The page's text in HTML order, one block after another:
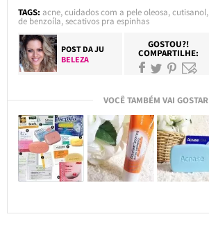
TAGS: acne,cuidados com a pele oleosa,cutisanol,
de benzoíla,secativos pra espinhas
POST DAJU
BELEZA
GOSTOU?!
COMPARTILHE:
VOCÊ TAMBÉM VAI GOSTAR